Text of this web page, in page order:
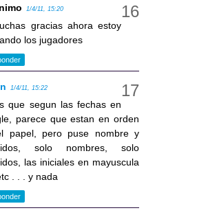
1/4/11, 15:20
gracias ahora estoy
los jugadores
1/4/11, 15:22
que segun las fechas en
parece que estan en orden
papel, pero puse nombre y
solo nombres, solo
las iniciales en mayuscula
. . . y nada